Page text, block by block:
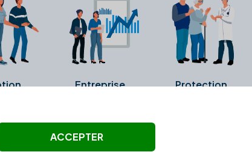
Entreprise Protection
ni été vérifiés par Alexia.fr.
ACCEPTER